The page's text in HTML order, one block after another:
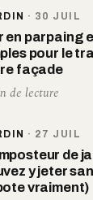
· 30 JUIL
en parpaing
pour le
façade
de lecture
· 27 JUIL
de
y jeter
vraiment)